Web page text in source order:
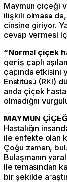
Maymun çiçeği
ilişkili olmasa da,
cinsine giriyor.
cevap vermesi
“Normal çiçek
geniş çaplı
çapında etkisini
Enstitüsü (RKI)
anda çiçek
olmadığnı
MAYMUN
Hastalığın
ile enfekte olan
Çoğu zaman,
Bulaşmanın
ile temasından
bir şekilde